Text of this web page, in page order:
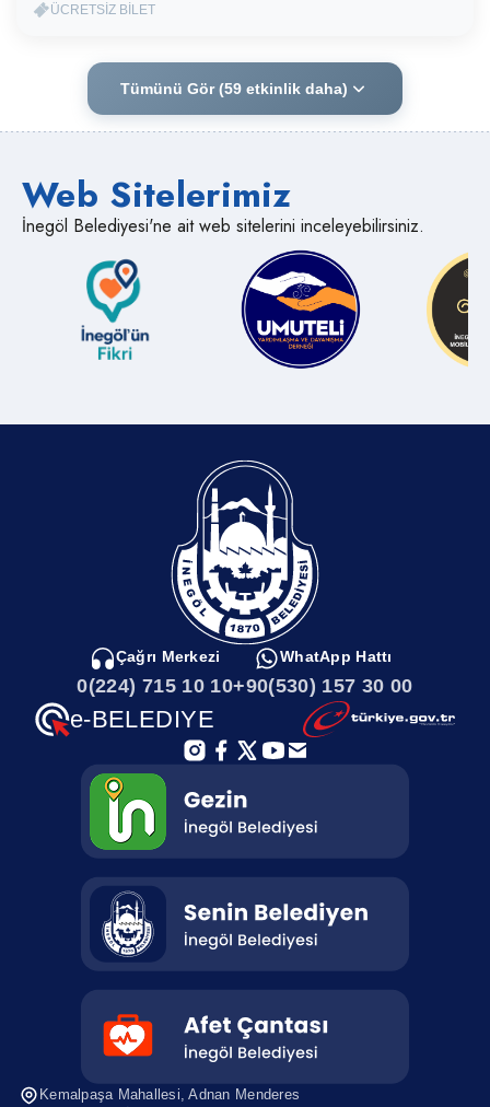
ÜCRETSİZ BİLET
Tümünü Gör (59 etkinlik daha)
Web Sitelerimiz
İnegöl Belediyesi'ne ait web sitelerini inceleyebilirsiniz.
Çağrı Merkezi
0(224) 715 10 10
WhatApp Hattı
+90(530) 157 30 00
e-BELEDIYE
Kemalpaşa Mahallesi, Adnan Menderes